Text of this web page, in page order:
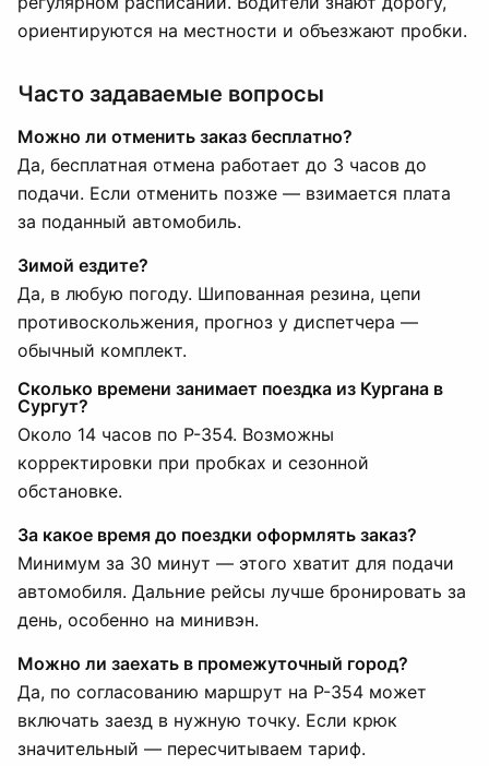
ориентируются на местности и объезжают пробки.
Часто задаваемые вопросы
Можно ли отменить заказ бесплатно?
Да, бесплатная отмена работает до 3 часов до
подачи. Если отменить позже — взимается плата
за поданный автомобиль.
Зимой ездите?
Да, в любую погоду. Шипованная резина, цепи
противоскольжения, прогноз у диспетчера —
обычный комплект.
Сколько времени занимает поездка из Кургана в
Сургут?
Около 14 часов по Р-354. Возможны
корректировки при пробках и сезонной
обстановке.
За какое время до поездки оформлять заказ?
Минимум за 30 минут — этого хватит для подачи
автомобиля. Дальние рейсы лучше бронировать за
день, особенно на минивэн.
Можно ли заехать в промежуточный город?
Да, по согласованию маршрут на Р-354 может
включать заезд в нужную точку. Если крюк
значительный — пересчитываем тариф.